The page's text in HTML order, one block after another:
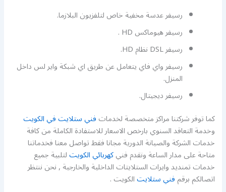
رسيفر عدسة مخفية خاص لتلفزيون البلازما.
رسيفر هيوماكس HD .
رسيفر DSL نظام HD.
رسيفر واي فاي يتعامل عن طريق اي شبكة واير لس داخل
المنزل.
رسيفر ديجيتال.
كما توفر شركتنا مراكز متخصصة لخدماتفني ستلايت في الكويت
وخدمة التعاقد السنوي بارخص الاسعار للاستفادة الكاملة من كافة
خدمات الشركة والصيانة الدورية مجانا فقط تواصل معنا فخدماتنا
متاحة على مدار الساعة ونقدم فنيكهربائي الكويتلتلبية جميع
خدمات تمنديد وايرات الستلايتات الداخلية والخارجية , نحن ننتظر
اتصالكم برقمفني ستلايتالكويت .